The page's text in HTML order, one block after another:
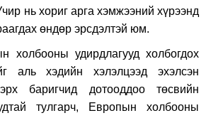
нь хориг арга хэмжээний хүрээнд
өндөр эрсдэлтэй юм.
холбооны удирдлагууд холбогдох
аль хэдийн хэлэлцээд эхэлсэн
баригчид дотооддоо төсвийн
тулгарч, Европын холбооны